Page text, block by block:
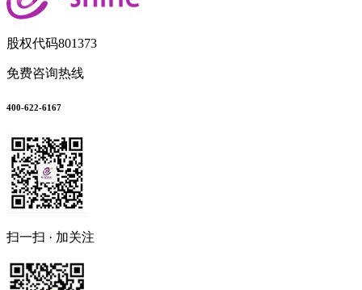
股权代码801373
免费咨询热线
400-622-6167
扫一扫 · 加关注